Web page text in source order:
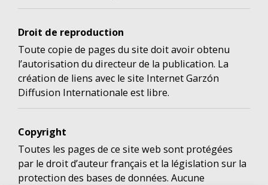
Droit de reproduction
Toute copie de pages du site doit avoir obtenu
l’autorisation du directeur de la publication. La
création de liens avec le site Internet Garzón
Diffusion Internationale est libre.
Copyright
Toutes les pages de ce site web sont protégées
par le droit d’auteur français et la législation sur la
protection des bases de données. Aucune